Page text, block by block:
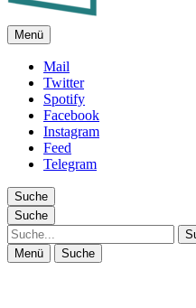
FEUILLETON IM INTERNET
Menü
Mail
Twitter
Spotify
Facebook
Instagram
Feed
Telegram
Suche
Suche
Suche
Menü Suche